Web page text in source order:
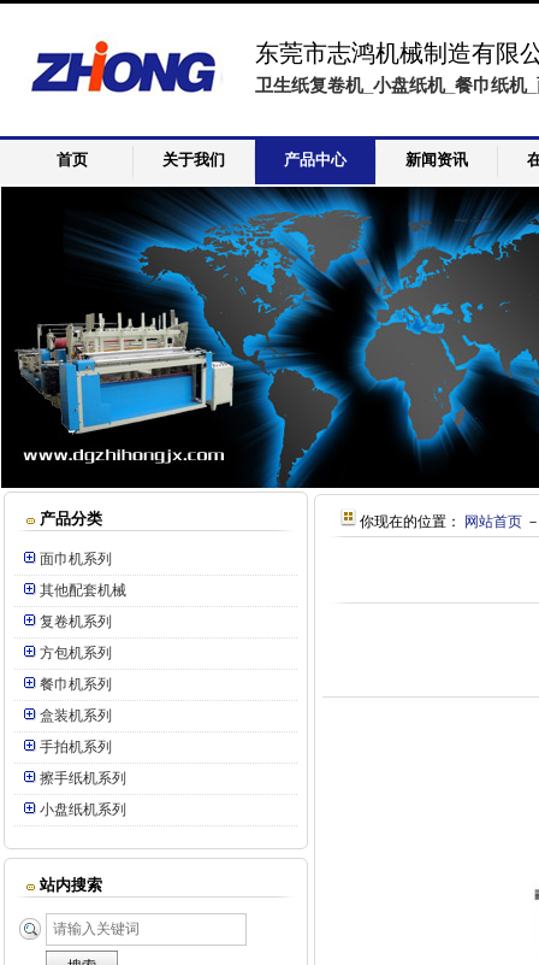
东莞市志鸿机械制造有限
卫生纸复卷机_小盘纸机_餐巾纸机
首页 关于我们 产品中心 新闻资讯
产品分类
面巾机系列
其他配套机械
复卷机系列
方包机系列
餐巾机系列
盒装机系列
手拍机系列
擦手纸机系列
小盘纸机系列
站内搜索
你现在的位置： 网站首页